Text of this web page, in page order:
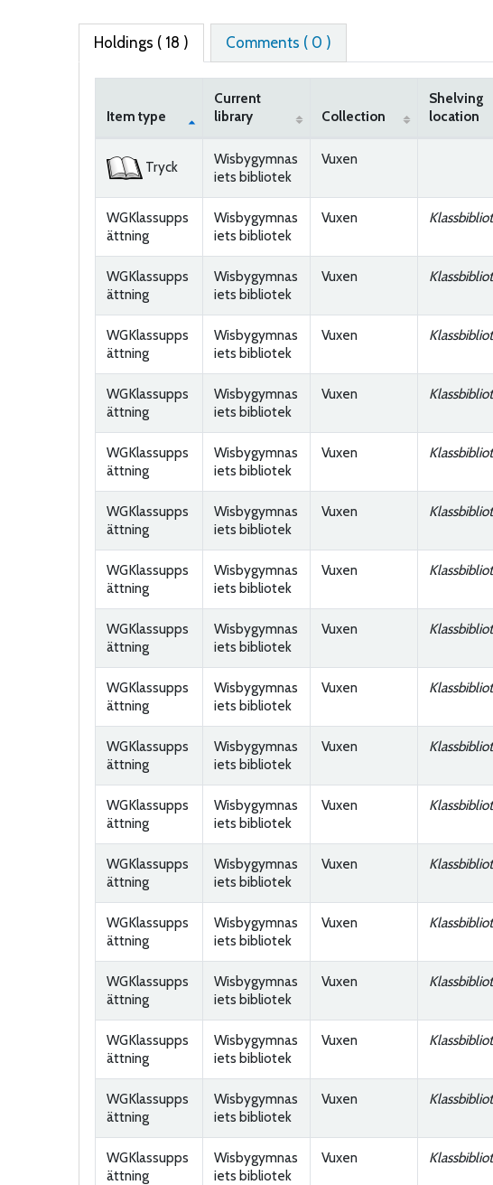
Holdings ( 18 ) Comments ( 0 )
Item type
Current
library
Collection
Shelving
location
Tryck
Wisbygymnas
iets bibliotek
Vuxen
WGKlassupps
ättning
Wisbygymnas
iets bibliotek
Vuxen
WGKlassupps
ättning
Wisbygymnas
iets bibliotek
Vuxen
WGKlassupps
ättning
Wisbygymnas
iets bibliotek
Vuxen
WGKlassupps
ättning
Wisbygymnas
iets bibliotek
Vuxen
WGKlassupps
ättning
Wisbygymnas
iets bibliotek
Vuxen
WGKlassupps
ättning
Wisbygymnas
iets bibliotek
Vuxen
WGKlassupps
ättning
Wisbygymnas
iets bibliotek
Vuxen
WGKlassupps
ättning
Wisbygymnas
iets bibliotek
Vuxen
WGKlassupps
ättning
Wisbygymnas
iets bibliotek
Vuxen
WGKlassupps
ättning
Wisbygymnas
iets bibliotek
Vuxen
WGKlassupps
ättning
Wisbygymnas
iets bibliotek
Vuxen
WGKlassupps
ättning
Wisbygymnas
iets bibliotek
Vuxen
WGKlassupps
ättning
Wisbygymnas
iets bibliotek
Vuxen
WGKlassupps
ättning
Wisbygymnas
iets bibliotek
Vuxen
WGKlassupps
ättning
Wisbygymnas
iets bibliotek
Vuxen
WGKlassupps
ättning
Wisbygymnas
iets bibliotek
Vuxen
WGKlassupps
ättning
Wisbygymnas
iets bibliotek
Vuxen